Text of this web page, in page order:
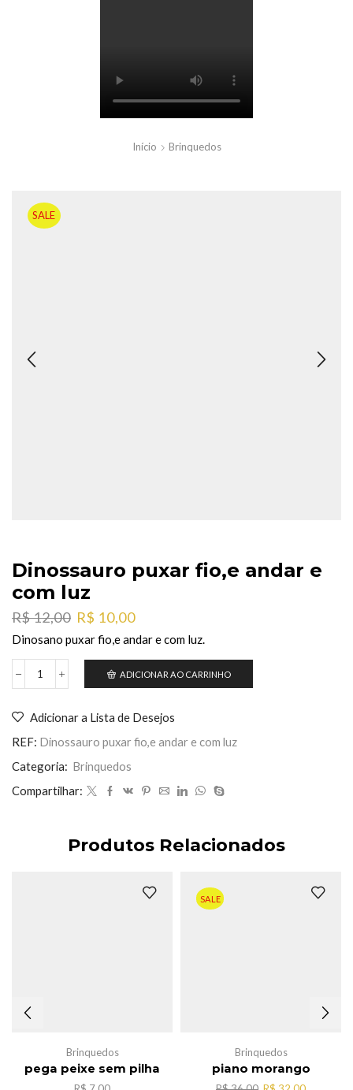
Início Brinquedos
SALE
Dinossauro puxar fio,e andar e
com luz
R$12,00 O
preço
original
R$ 12,00.
R$ 10,00O
preço
atual
R$ 10,00.
Dinosano puxar fio,e andar e com luz.
Dinossauro
andar
e
luz
ADICIONAR AO CARRINHO
Adicionar a Lista de Desejos
REF: Dinossauro puxar fio,e andar e com luz
Categoria: Brinquedos
Compartilhar:
Produtos Relacionados
Brinquedos
pega peixe sem pilha
SALE
Brinquedos
piano morango